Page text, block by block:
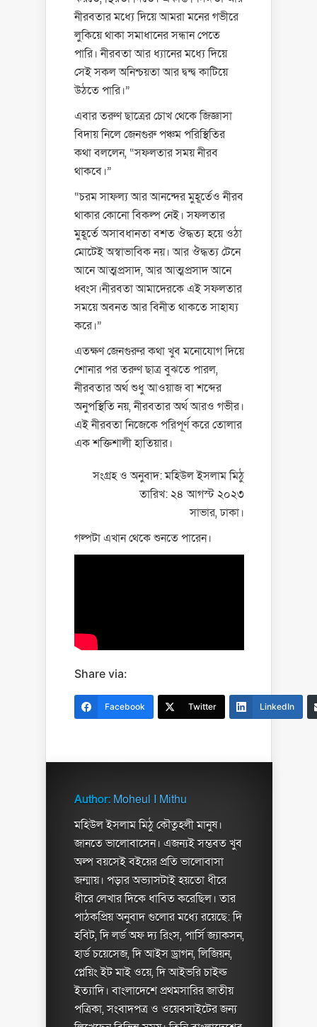
নীরবতার মধ্যে দিয়ে আমরা মনের গভীরে
লুকিয়ে থাকা সমাধানের সন্ধান পেতে
পারি। নীরবতা আর ধ্যানের মধ্যে দিয়ে
সেই সকল অনিশ্চয়তা আর দ্বন্দ্ব কাটিয়ে
উঠতে পারি।”
এবার তরুণ ছাত্রের চোখ থেকে জিজ্ঞাসা
বিদায় নিলে জেনগুরু পঞ্চম পরিস্থিতির
কথা বললেন, “সফলতার সময় নীরব
থাকবে।”
“চরম সাফল্য আর আনন্দের মুহূর্তেও নীরব
থাকার কোনো বিকল্প নেই। সফলতার
মুহূর্তে অসাবধানতা বশত ঔদ্ধত্য হয়ে ওঠা
মোটেই অস্বাভাবিক নয়। আর ঔদ্ধত্য টেনে
আনে আত্মপ্রসাদ, আর আত্মপ্রসাদ আনে
ধ্বংস।নীরবতা আমাদেরকে এই সফলতার
সময়ে অবনত আর বিনীত থাকতে সাহায্য
করে।”
এতক্ষণ জেনগুরুর কথা খুব মনোযোগ দিয়ে
শোনার পর তরুণ ছাত্র বুঝতে পারল,
নীরবতার অর্থ শুধু আওয়াজ বা শব্দের
অনুপস্থিতি নয়, নীরবতার অর্থ আরও গভীর।
এই নীরবতা নিজেকে পরিপূর্ণ করে তোলার
এক শক্তিশালী হাতিয়ার।
সংগ্রহ ও অনুবাদ: মহিউল ইসলাম মিঠু
তারিখ: ২৪ আগস্ট ২০২৩
সাভার, ঢাকা।
গল্পটা এখান থেকে শুনতে পারেন।
Share via:
Facebook Twitter LinkedIn
Author: Moheul I Mithu
মহিউল ইসলাম মিঠু কৌতুহলী মানুষ।
জানতে ভালোবাসেন। এজন্যই সম্ভবত খুব
অল্প বয়সেই বইয়ের প্রতি ভালোবাসা
জন্মায়। পড়ার অভ্যাসটাই হয়তো ধীরে
ধীরে লেখার দিকে ধাবিত করেছিল। তার
পাঠকপ্রিয় অনুবাদ গুলোর মধ্যে রয়েছে: দি
হবিট, দি লর্ড অফ দ্য রিংস, পার্সি জ্যাকসন,
হার্ড চয়েসেজ, দি আইস ড্রাগন, লিজিয়ন,
প্লেয়িং ইট মাই ওয়ে, দি আইভরি চাইল্ড
ইত্যাদি। বাংলাদেশে প্রথমসারির জাতীয়
পত্রিকা, সংবাদপত্র ও ওয়েবসাইটের জন্য